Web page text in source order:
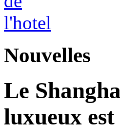
Nouvelles
Le
luxueux